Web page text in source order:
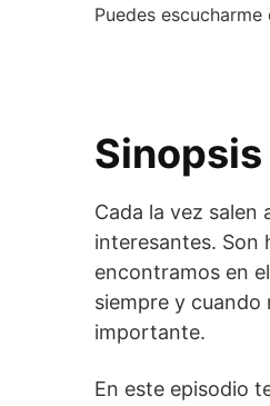
Puedes escucharme
Sinopsis
Cada la vez
interesantes. Son
encontramos en
siempre y
importante.
En este episodio